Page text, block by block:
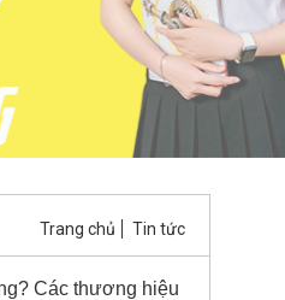
Trang chủ Tin tức
Các thương hiệu